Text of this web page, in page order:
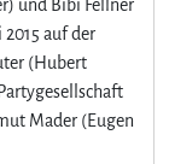
und Bibi Fellner
auf der
(Hubert
Mader (Eugen